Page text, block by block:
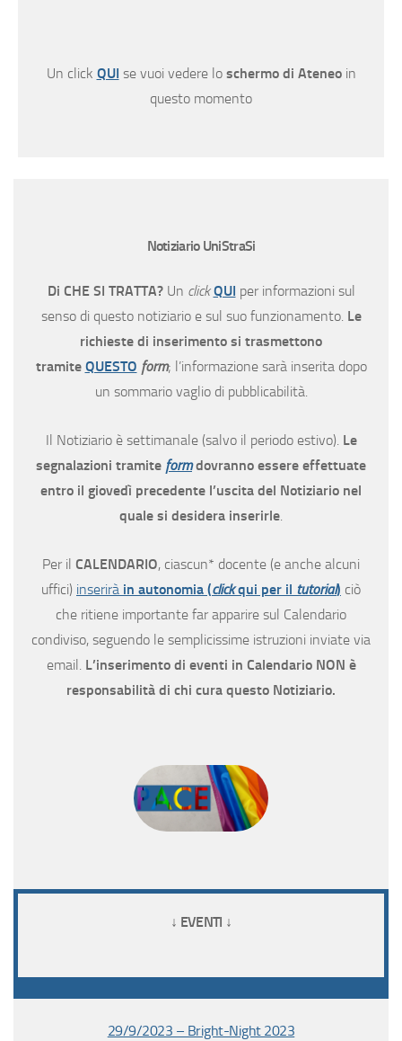
Un click QUI se vuoi vedere lo schermo di Ateneoin
questo momento
Notiziario UniStraSi
Di CHE SI TRATTA? Un clickQUI per informazioni sul
senso di questo notiziario e sul suo funzionamento. Le
richieste di inserimento si trasmettono
tramite QUESTO form; l’informazione sarà inserita dopo
un sommario vaglio di pubblicabilità.
Il Notiziario è settimanale (salvo il periodo estivo). Le
segnalazioni tramite form dovranno essere effettuate
entro il giovedì precedente l’uscita del Notiziario nel
quale si desidera inserirle.
Per il CALENDARIO, ciascun* docente (e anche alcuni
uffici) inserirà in autonomia (clickqui per il tutorial) ciò
che ritiene importante far apparire sul Calendario
condiviso, seguendo le semplicissime istruzioni inviate via
email. L’inserimento di eventi in Calendario NON è
responsabilità di chi cura questo Notiziario.
↓ EVENTI ↓
29/9/2023 – Bright-Night 2023